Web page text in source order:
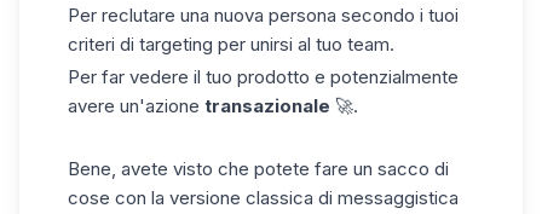
Per reclutare una nuova persona secondo i tuoi
criteri di targeting per unirsi al tuo team.
Per far vedere il tuo prodotto e potenzialmente
avere un'azione transazionale 🚀.
Bene, avete visto che potete fare un sacco di
cose con la versione classica di messaggistica